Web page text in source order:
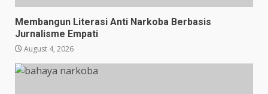
Membangun Literasi Anti Narkoba Berbasis
Jurnalisme Empati
August 4, 2026